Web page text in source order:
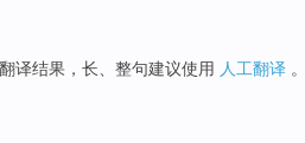
译结果，长、整句建议使用 人工翻译